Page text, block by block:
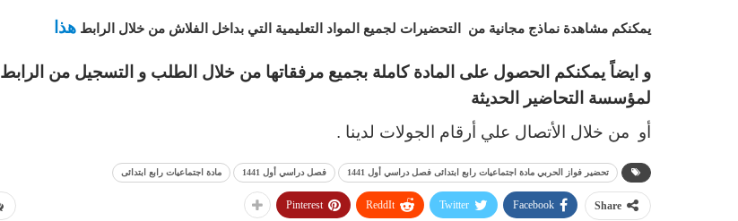
يمكنكم مشاهدة نماذج مجانية من التحضيرات لجميع المواد التعليمية التي بداخل الفلاش من خلال الرابط هذا
و ايضاً يمكنكم الحصول على المادةكاملة بجميع مرفقاتها من خلال الطلب و التسجيل من الرابط
لمؤسسة التحاضير الحديثة
أو من خلال الأتصال علي أرقام الجولات لدينا .
تحضير فواز الحربي مادة اجتماعيات رابع ابتدائى فصل دراسي أول 1441 فصل دراسي أول 1441 مادة اجتماعيات رابع ابتدائى
Share
Facebook
Twitter
ReddIt
Pinterest